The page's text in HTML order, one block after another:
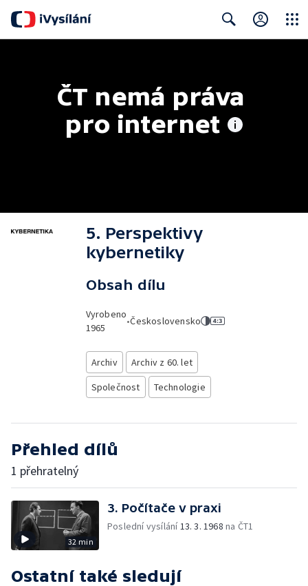
ČT nemá práva
pro internet
5. Perspektivy
kybernetiky
Obsah dílu
Vyrobeno
1965
•Československo
Archiv
Archiv z 60. let
Společnost
Technologie
Přehled dílů
1 přehratelný
32 min
3. Počítače v praxi
Poslední vysílání13. 3. 1968 na ČT1
Ostatní také sledují